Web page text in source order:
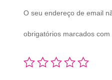
O seu endereço de email
obrigatórios marcados com